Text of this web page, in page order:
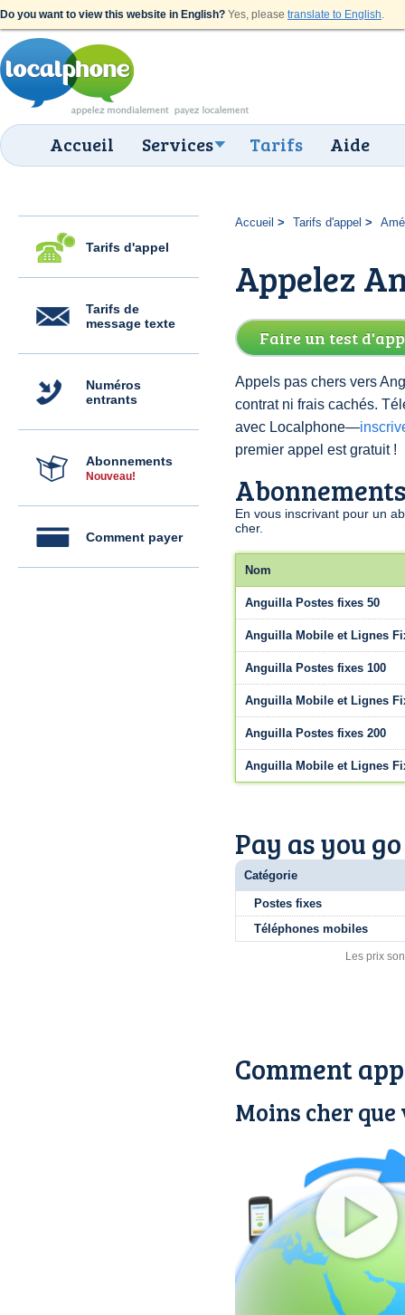
Do you want to view this website in English? Yes, please translate to English.
Accueil Services Tarifs Aide
Tarifs d'appel
Tarifs de
message texte
Numéros
entrants
Abonnements
Nouveau!
Comment payer
Accueil Tarifs d'appel
Appelez
Faire un test
Appels pas chers vers
contrat ni frais cachés.
avec Localphone—
premier appel est gratuit !
En vous inscrivant pour un
cher.
Nom
Anguilla Postes fixes 50
Anguilla Mobile et Lignes
Anguilla Postes fixes 100
Anguilla Mobile et Lignes
Anguilla Postes fixes 200
Anguilla Mobile et Lignes
Pay as you
Catégorie
Postes fixes
Téléphones mobiles
Les prix
Comment
Moins cher